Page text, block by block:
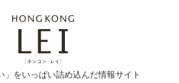
」をいっぱい詰め込んだ情報サイト
> Beauty
>